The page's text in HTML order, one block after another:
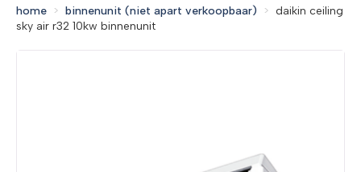
home binnenunit (niet apart verkoopbaar)
daikin ceiling
sky air r32 10kw binnenunit